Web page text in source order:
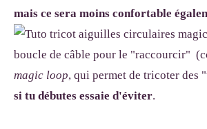
mais ce sera moins confortable
boucle de câble pour le "raccourcir"
magic loop, qui permet de tricoter des
si tu débutes essaie d'éviter.